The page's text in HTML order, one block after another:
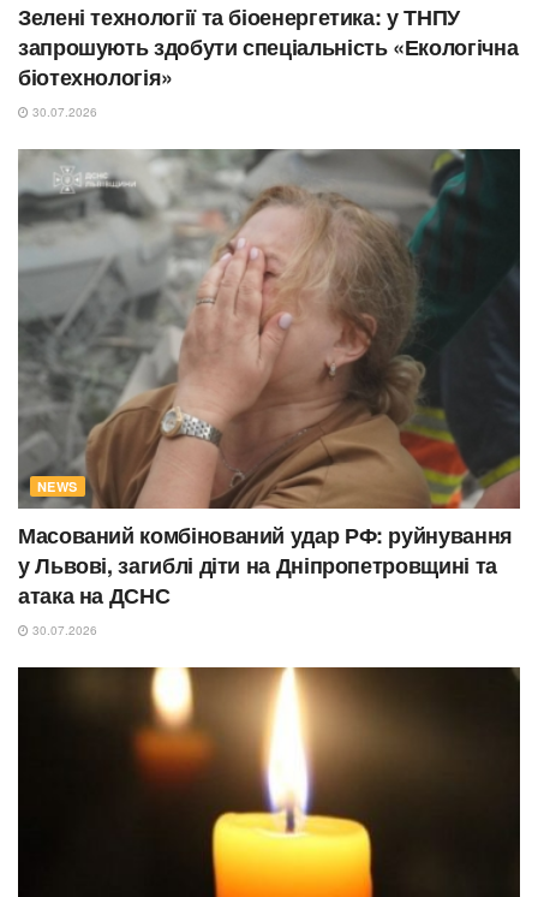
Зелені технології та біоенергетика: у ТНПУ
запрошують здобути спеціальність «Екологічна
біотехнологія»
30.07.2026
NEWS
Масований комбінований удар РФ: руйнування
у Львові, загиблі діти на Дніпропетровщині та
атака на ДСНС
30.07.2026